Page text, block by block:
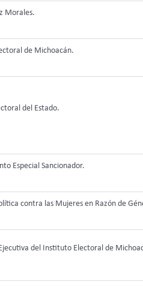
Morales.
de Michoacán.
del Estado.
Especial Sancionador.
contra las Mujeres en Razón de
del Instituto Electoral de